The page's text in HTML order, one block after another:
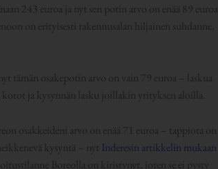
243 euroa ja nyt sen potin arvo on enää 89 euroa
on erityisesti rakennusalan hiljainen suhdanne,
tämän osakepotin arvo on vain 79 euroa – laskua
ja kysynnän lasku joillakin yrityksen aloilla.
osakkeideni arvo on enää 71 euroa – tappiota on
kysyntä – nyt Inderesin artikkelin mukaan
Boreolla on kiristynyt, joten se ei pysty